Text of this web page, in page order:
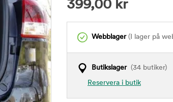
399,00 kr
Webblager(I lager på
Butikslager(34 butiker)
Reservera i butik